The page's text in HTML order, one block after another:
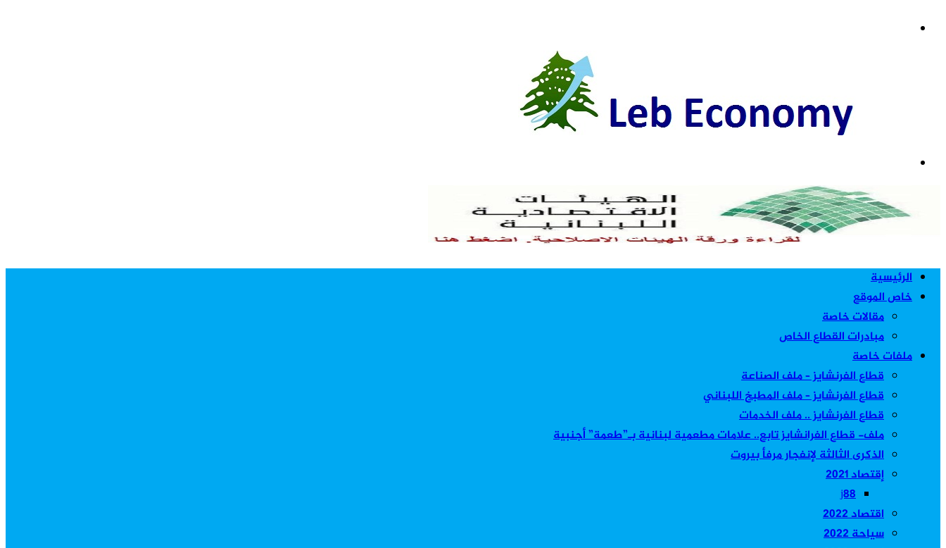
الرئيسية
خاص الموقع
مقالات خاصة
مبادرات القطاع الخاص
ملفات خاصة
قطاع الفرنشايز – ملف الصناعة
قطاع الفرنشايز – ملف المطبخ اللبناني
قطاع الفرنشايز .. ملف الخدمات
ملف- قطاع الفرانشايز تابع.. علامات مطعمية لبنانية بـ”طعمة” أجنبية
الذكرى الثالثة لإنفجار مرفأ بيروت
إقتصاد 2021
j88
اقتصاد 2022
سياحة 2022